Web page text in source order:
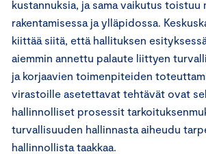
kustannuksia, ja sama vaikutus toistuu
rakentamisessa ja ylläpidossa.
kiittää siitä, että hallituksen
aiemmin annettu palaute liittyen
ja korjaavien toimenpiteiden
virastoille asetettavat tehtävät ovat
hallinnolliset prosessit
turvallisuuden hallinnasta aiheudu
hallinnollista taakkaa.